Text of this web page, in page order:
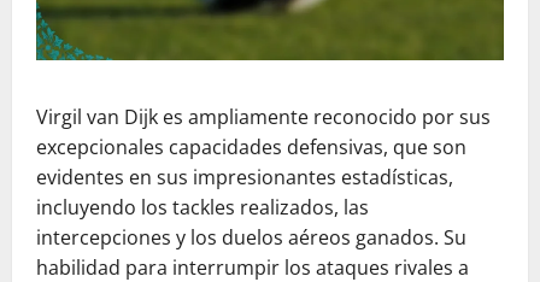
Virgil van Dijk es ampliamente reconocido por sus
excepcionales capacidades defensivas, que son
evidentes en sus impresionantes estadísticas,
incluyendo los tackles realizados, las
intercepciones y los duelos aéreos ganados. Su
habilidad para interrumpir los ataques rivales a